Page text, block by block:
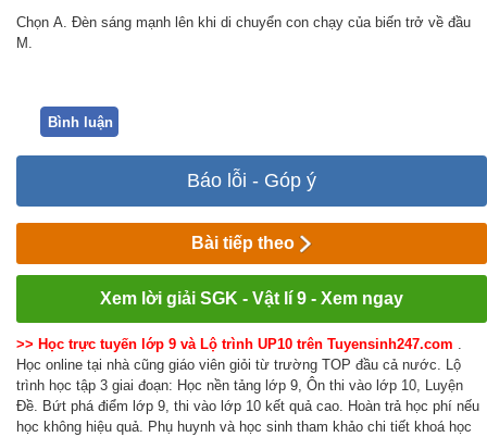
Chọn A. Đèn sáng mạnh lên khi di chuyển con chạy của biến trở về đầu
M.
Bình luận
Báo lỗi - Góp ý
Bài tiếp theo
Xem lời giải SGK - Vật lí 9 - Xem ngay
>> Học trực tuyến lớp 9 và Lộ trình UP10 trên Tuyensinh247.com .
Học online tại nhà cũng giáo viên giỏi từ trường TOP đầu cả nước. Lộ
trình học tập 3 giai đoạn: Học nền tảng lớp 9, Ôn thi vào lớp 10, Luyện
Đề. Bứt phá điểm lớp 9, thi vào lớp 10 kết quả cao. Hoàn trả học phí nếu
học không hiệu quả. Phụ huynh và học sinh tham khảo chi tiết khoá học